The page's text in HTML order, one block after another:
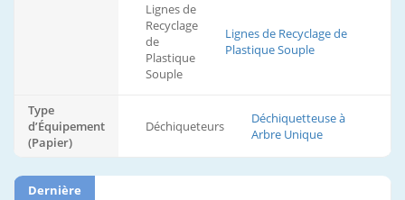
Lignes de
Recyclage
de
Plastique
Souple
Lignes de Recyclage de
Plastique Souple
Type
d’Équipement
(Papier)
Déchiqueteurs
Déchiquetteuse à
Arbre Unique
Dernière